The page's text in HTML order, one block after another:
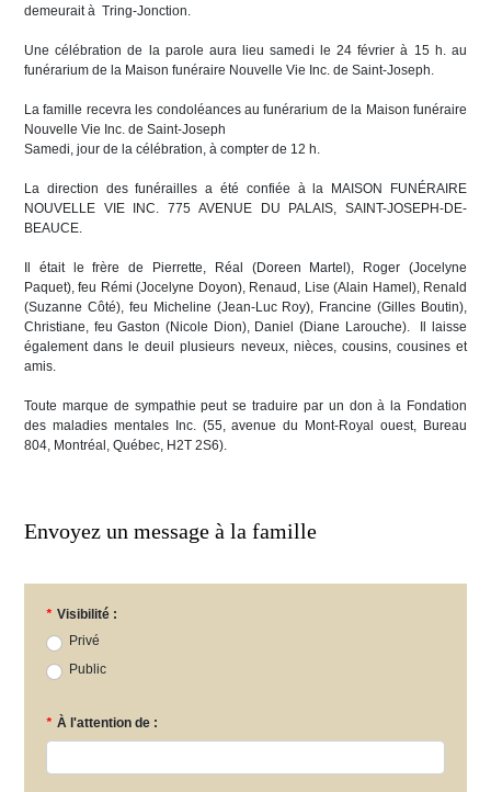
demeurait à Tring-Jonction.
Une célébration de la parole aura lieu samedi le 24 février à 15 h. au
funérarium de la Maison funéraire Nouvelle Vie Inc. de Saint-Joseph.
La famille recevra les condoléances au funérarium de la Maison funéraire
Nouvelle Vie Inc. de Saint-Joseph
Samedi, jour de la célébration, à compter de 12 h.
La direction des funérailles a été confiée à la MAISON FUNÉRAIRE
NOUVELLE VIE INC. 775 AVENUE DU PALAIS, SAINT-JOSEPH-DE-
BEAUCE.
Il était le frère de Pierrette, Réal (Doreen Martel), Roger (Jocelyne
Paquet), feu Rémi (Jocelyne Doyon), Renaud, Lise (Alain Hamel), Renald
(Suzanne Côté), feu Micheline (Jean-Luc Roy), Francine (Gilles Boutin),
Christiane, feu Gaston (Nicole Dion), Daniel (Diane Larouche). Il laisse
également dans le deuil plusieurs neveux, nièces, cousins, cousines et
amis.
Toute marque de sympathie peut se traduire par un don à la Fondation
des maladies mentales Inc. (55, avenue du Mont-Royal ouest, Bureau
804, Montréal, Québec, H2T 2S6).
Envoyez un message à la famille
* Visibilité :
Privé
Public
* À l'attention de :